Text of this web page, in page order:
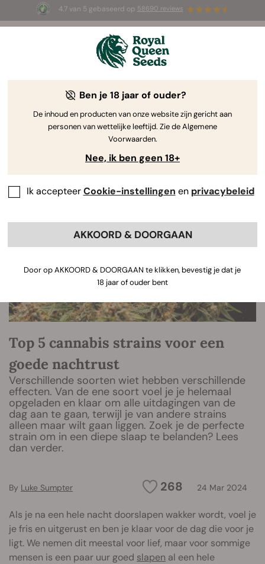
4.7 van 5 gebaseerd op 58690 reviews
1+1 GRATIS- Tijdelijke aanbieding
2d 11h 15m 09s
The RQS Blog
Cannabis Lifestyle Blogs
Top 5 cannabis strains voor een
goede nachtrust
Verschillende soorten wiet hebben verschillende
effecten. Van de ene soort voel je je helemaal
opgeladen en klaar om alle uitdagingen van de
dag aan te gaan, terwijl je van andere strains
alleen maar wilt gaan liggen. Zoek je de perfecte
strain om in een diepe slaap te belanden? Lees
dan verder.
268 24 Mar 2024
By Luke Sumpter
Als je na een hele nacht doorslapen wakker wordt, voel je
je fris en uitgerust en ben je klaar voor de dag die voor je
ligt. We nemen dit meestal voor lief, maar voor sommige
mensen is een paar uur goed slapen al een hele
Ben je 18 jaar of ouder?
De inhoud en producten van onze website zijn gericht aan
personen van wettelijke leeftijd. Zie de Algemene
Voorwaarden.
Nee, ik ben geen 18+
Ik accepteerCookie-instellingen en privacybeleid
AKKOORD & DOORGAAN
Door op AKKOORD & DOORGAAN te klikken, bevestig je dat je
18 jaar of ouder bent